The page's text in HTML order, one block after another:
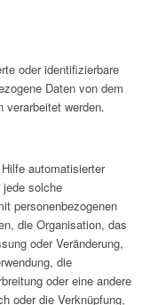
oder identifizierbare
Daten von dem
verarbeitet werden.
automatisierter
jede solche
personenbezogenen
die Organisation, das
oder Veränderung,
die
oder eine andere
oder die Verknüpfung,